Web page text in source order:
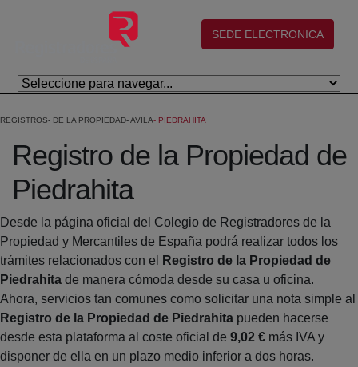
Skip to Main Content
(abre en nueva ventana)
SEDE ELECTRONICA
REGISTROS DE LA PROPIEDAD AVILA PIEDRAHITA
Registro de la Propiedad de
Piedrahita
Desde la página oficial del Colegio de Registradores de la
Propiedad y Mercantiles de España podrá realizar todos los
trámites relacionados con el
Registro de la Propiedad de
Piedrahita de manera cómoda desde su casa u oficina.
Ahora, servicios tan comunes como solicitar una nota simple al
Registro de la Propiedad de Piedrahita pueden hacerse
desde esta plataforma al coste oficial de 9,02 € más IVA y
disponer de ella en un plazo medio inferior a dos horas.